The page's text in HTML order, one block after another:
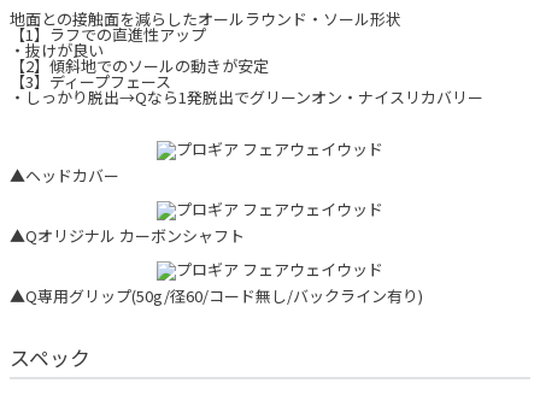
地面との接触面を減らしたオールラウンド・ソール形状
【1】ラフでの直進性アップ
・抜けが良い
【2】傾斜地でのソールの動きが安定
【3】ディープフェース
・しっかり脱出→Qなら1発脱出でグリーンオン・ナイスリカバリー
▲ヘッドカバー
▲Qオリジナル カーボンシャフト
▲Q専用グリップ(50g/径60/コード無し/バックライン有り)
スペック